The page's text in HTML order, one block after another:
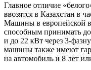
Главное отличие
ввозятся в Казахстан в
Машины в европейской
способным принимать
и до 22 кВт через 3-
машины также имеют
на автомобиль и 8 лет